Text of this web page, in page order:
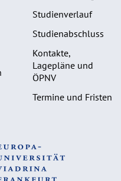
Studienverlauf
Studienabschluss
Kontakte,
Lagepläne und
ÖPNV
Termine und Fristen